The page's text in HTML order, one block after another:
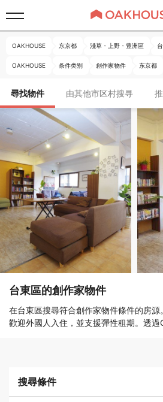
OAKHOUSE 东京都 淺草・上野・豊洲區
OAKHOUSE 条件类别 創作家物件 东京都
尋找物件 由其他市区村搜寻
台東區的創作家物件
在台東區搜尋符合創作家物件條件的房源
歡迎外國人入住，並支援彈性租期。透過
搜尋條件